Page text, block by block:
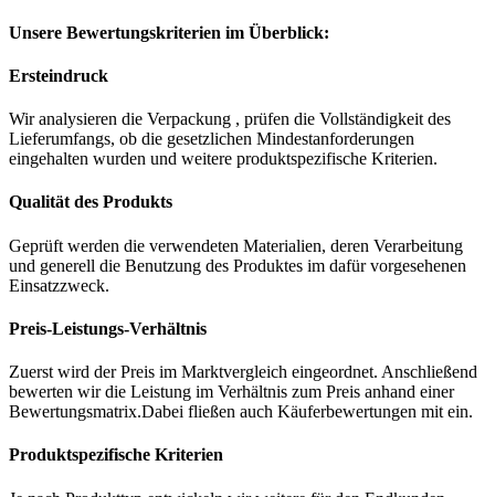
Unsere Bewertungskriterien im Überblick:
Ersteindruck
Wir analysieren die Verpackung , prüfen die Vollständigkeit des
Lieferumfangs, ob die gesetzlichen Mindestanforderungen
eingehalten wurden und weitere produktspezifische Kriterien.
Qualität des Produkts
Geprüft werden die verwendeten Materialien, deren Verarbeitung
und generell die Benutzung des Produktes im dafür vorgesehenen
Einsatzzweck.
Preis-Leistungs-Verhältnis
Zuerst wird der Preis im Marktvergleich eingeordnet. Anschließend
bewerten wir die Leistung im Verhältnis zum Preis anhand einer
Bewertungsmatrix.Dabei fließen auch Käuferbewertungen mit ein.
Produktspezifische Kriterien